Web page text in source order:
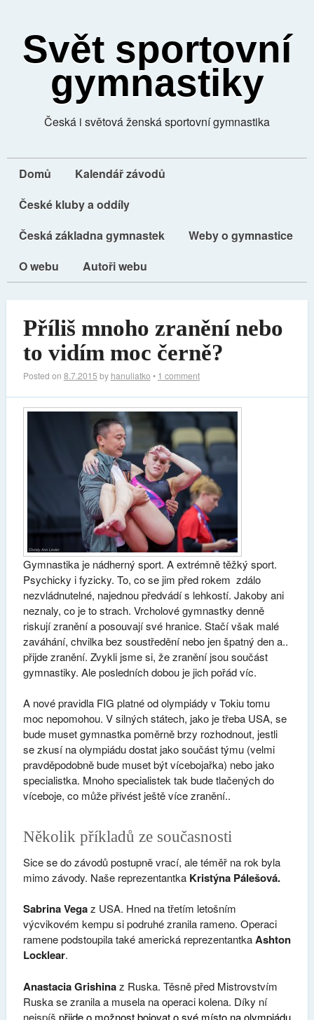
Svět sportovní
gymnastiky
Česká i světová ženská sportovní gymnastika
Domů
Kalendář závodů
České kluby a oddíly
Česká základna gymnastek
Weby o gymnastice
O webu
Autoři webu
Příliš mnoho zranění nebo
to vidím moc černě?
Posted on 8.7.2015 by hanuliatko • 1 comment
Gymnastika je nádherný sport. A extrémně těžký sport.
Psychicky i fyzicky. To, co se jim před rokem zdálo
nezvládnutelné, najednou předvádí s lehkostí. Jakoby ani
neznaly, co je to strach. Vrcholové gymnastky denně
riskují zranění a posouvají své hranice. Stačí však malé
zaváhání, chvilka bez soustředění nebo jen špatný den a..
přijde zranění. Zvykli jsme si, že zranění jsou součást
gymnastiky. Ale posledních dobou je jich pořád víc.
A nové pravidla FIG platné od olympiády v Tokiu tomu
moc nepomohou. V silných státech, jako je třeba USA, se
bude muset gymnastka poměrně brzy rozhodnout, jestli
se zkusí na olympiádu dostat jako součást týmu (velmi
pravděpodobně bude muset být vícebojařka) nebo jako
specialistka. Mnoho specialistek tak bude tlačených do
víceboje, co může přivést ještě více zranění..
Několik příkladů ze současnosti
Sice se do závodů postupně vrací, ale téměř na rok byla
mimo závody. Naše reprezentantka Kristýna Pálešová.
Sabrina Vegaz USA. Hned na třetím letošním
výcvikovém kempu si podruhé zranila rameno. Operaci
ramene podstoupila také americká reprezentantkaAshton
Locklear.
Anastacia Grishinaz Ruska. Těsně před Mistrovstvím
Ruska se zranila a musela na operaci kolena. Díky ní
nejspíš přijde o možnost bojovat o své místo na olympiádu